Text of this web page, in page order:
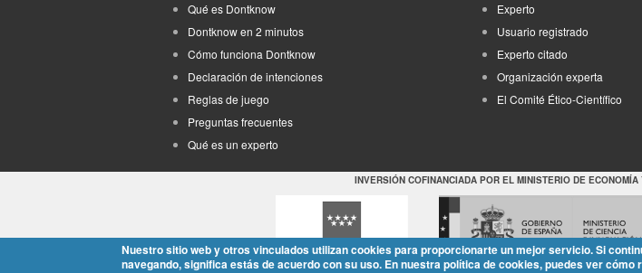
Qué es Dontknow
Dontknow en 2 minutos
Cómo funciona Dontknow
Declaración de intenciones
Reglas de juego
Preguntas frecuentes
Qué es un experto
Experto
Usuario registrado
Experto citado
Organización experta
El Comité Ético-Científico
INVERSIÓN COFINANCIADA POR EL MINISTERIO DE
Nuestro sitio web y otros vinculados utilizan cookies para proporcionarte un mejor servicio. Si
navegando, significa estás de acuerdo con su uso. En nuestra política de cookies, puedes ver cómo